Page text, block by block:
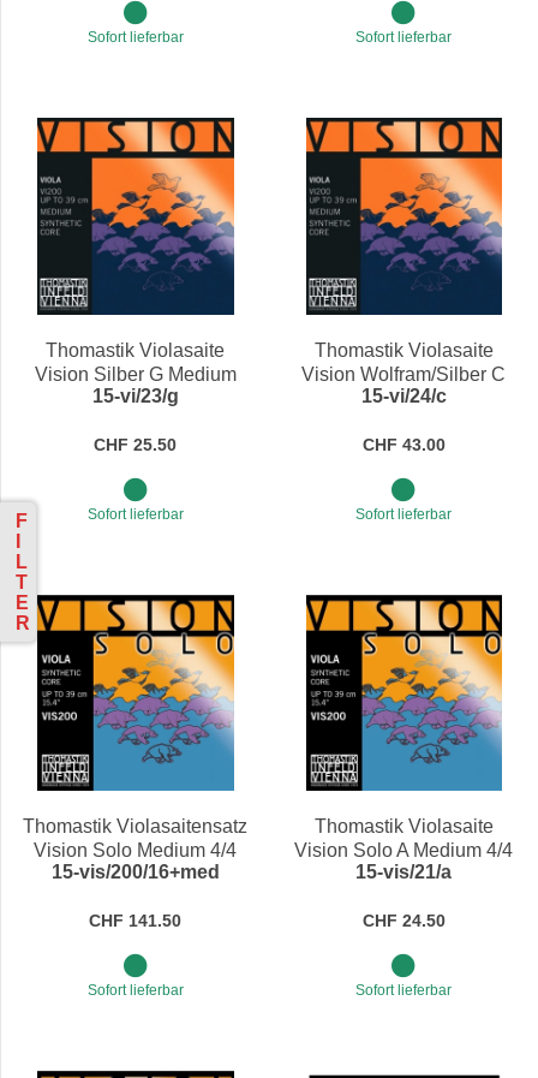
F
L
T
E
R
Sofort lieferbar Sofort lieferbar
Thomastik Violasaite
Vision Silber G Medium
4/4
15-vi/23/g
CHF 25.50
Sofort lieferbar
Thomastik Violasaite
Vision Wolfram/Silber C
Medium 4/4
15-vi/24/c
CHF 43.00
Sofort lieferbar
Thomastik Violasaitensatz
Vision Solo Medium 4/4
15-vis/200/16+med
CHF 141.50
Sofort lieferbar
Thomastik Violasaite
Vision Solo A Medium 4/4
15-vis/21/a
CHF 24.50
Sofort lieferbar